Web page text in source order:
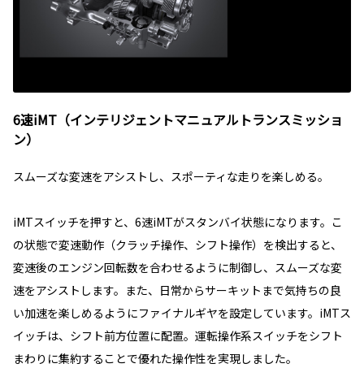
6速iMT（インテリジェントマニュアルトランスミッショ
ン）
スムーズな変速をアシストし、スポーティな走りを楽しめる。
iMTスイッチを押すと、6速iMTがスタンバイ状態になります。こ
の状態で変速動作（クラッチ操作、シフト操作）を検出すると、
変速後のエンジン回転数を合わせるように制御し、スムーズな変
速をアシストします。また、日常からサーキットまで気持ちの良
い加速を楽しめるようにファイナルギヤを設定しています。iMTス
イッチは、シフト前方位置に配置。運転操作系スイッチをシフト
まわりに集約することで優れた操作性を実現しました。